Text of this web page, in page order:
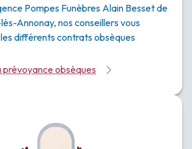
Pompes Funèbres Alain Besset de
Annonay, nos conseillers vous
différents contrats obsèques
prévoyance obsèques